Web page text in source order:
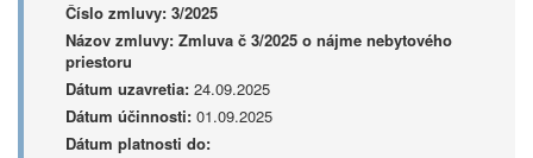
Číslo zmluvy: 3/2025
Názov zmluvy: Zmluva č 3/2025 o nájme nebytového
priestoru
Dátum uzavretia: 24.09.2025
Dátum účinnosti: 01.09.2025
Dátum platnosti do: